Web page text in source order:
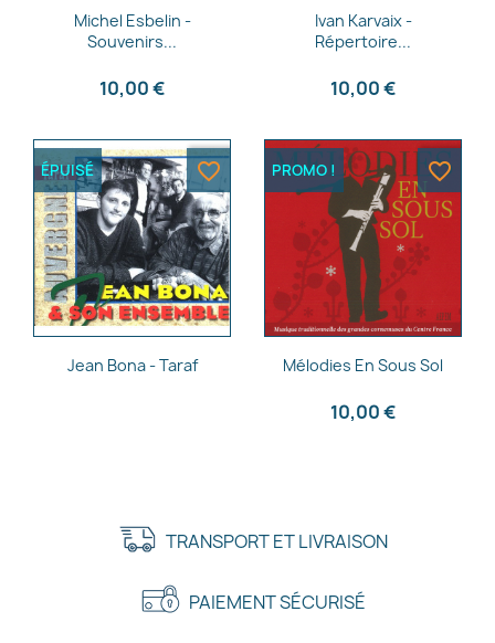
Aperçu rapide
Michel Esbelin -
Souvenirs...
10,00 €
Aperçu rapide
Ivan Karvaix -
Répertoire...
10,00 €
Aperçu rapide
Jean Bona - Taraf
ÉPUISÉ favorite_border
Aperçu rapide
Mélodies En Sous Sol
10,00 €
PROMO ! favorite_border
TRANSPORT ET LIVRAISON
PAIEMENT SÉCURISÉ